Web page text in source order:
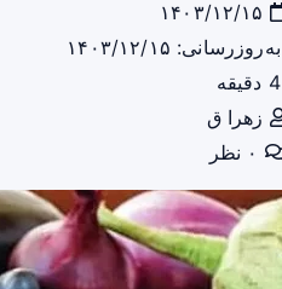
به‌روزرسانی: ۱۴۰۳/۱۲/۱۵
4 دقیقه
زهرا ق